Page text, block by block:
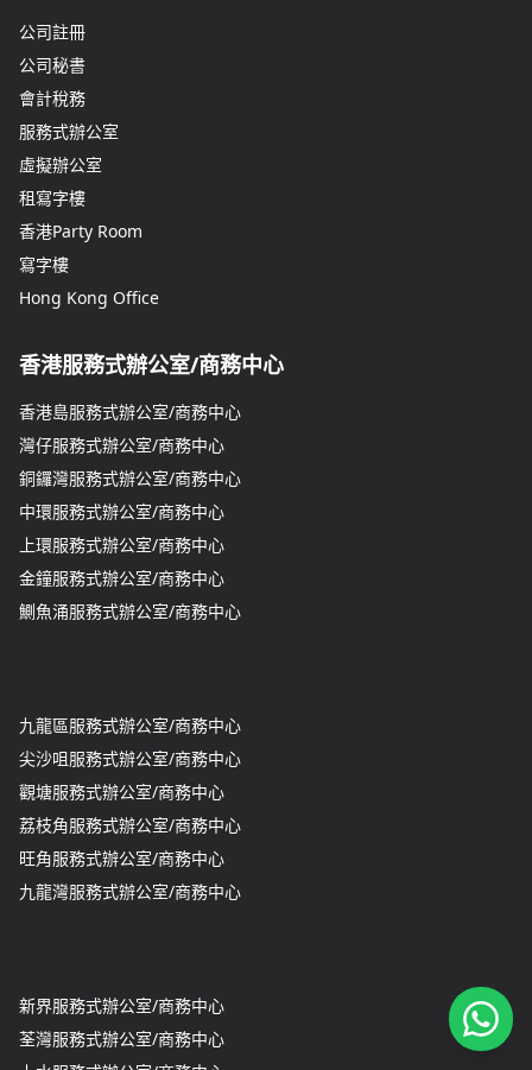
公司註冊
公司秘書
會計稅務
服務式辦公室
虛擬辦公室
租寫字樓
香港Party Room
寫字樓
Hong Kong Office
香港服務式辦公室/商務中心
香港島服務式辦公室/商務中心
灣仔服務式辦公室/商務中心
銅鑼灣服務式辦公室/商務中心
中環服務式辦公室/商務中心
上環服務式辦公室/商務中心
金鐘服務式辦公室/商務中心
鰂魚涌服務式辦公室/商務中心
九龍區服務式辦公室/商務中心
尖沙咀服務式辦公室/商務中心
觀塘服務式辦公室/商務中心
荔枝角服務式辦公室/商務中心
旺角服務式辦公室/商務中心
九龍灣服務式辦公室/商務中心
新界服務式辦公室/商務中心
荃灣服務式辦公室/商務中心